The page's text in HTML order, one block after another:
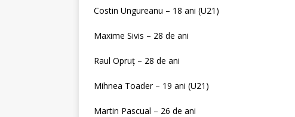
Costin Ungureanu – 18 ani (U21)
Maxime Sivis – 28 de ani
Raul Opruț – 28 de ani
Mihnea Toader – 19 ani (U21)
Martin Pascual – 26 de ani